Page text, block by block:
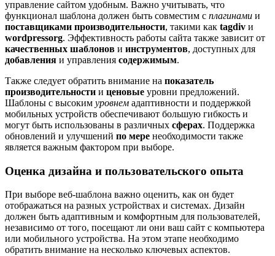
управление сайтом удобным. Важно учитывать, что
функционал шаблона должен быть совместим с плагинами и
поставщиками производительности, такими как tagdiv и
wordpressorg. Эффективность работы сайта также зависит от
качественных шаблонов и инструментов, доступных для
добавления и управления содержимым.
Также следует обратить внимание на показатель
производительности и ценовые уровни предложений.
Шаблоны с высоким уровнем адаптивности и поддержкой
мобильных устройств обеспечивают большую гибкость и
могут быть использованы в различных сферах. Поддержка
обновлений и улучшений по мере необходимости также
является важным фактором при выборе.
Оценка дизайна и пользовательского опыта
При выборе веб-шаблона важно оценить, как он будет
отображаться на разных устройствах и системах. Дизайн
должен быть адаптивным и комфортным для пользователей,
независимо от того, посещают ли они ваш сайт с компьютера
или мобильного устройства. На этом этапе необходимо
обратить внимание на несколько ключевых аспектов.